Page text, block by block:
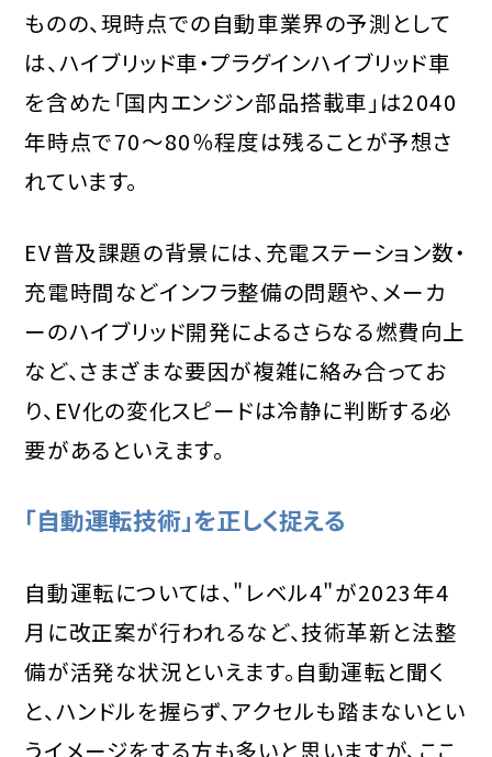
ものの、現時点での自動車業界の予測として
は、ハイブリッド車・プラグインハイブリッド車
を含めた「国内エンジン部品搭載車」は2040
年時点で70～80％程度は残ることが予想さ
れています。
EV普及課題の背景には、充電ステーション数・
充電時間などインフラ整備の問題や、メーカ
ーのハイブリッド開発によるさらなる燃費向上
など、さまざまな要因が複雑に絡み合ってお
り、EV化の変化スピードは冷静に判断する必
要があるといえます。
「自動運転技術」を正しく捉える
自動運転については、"レベル4"が2023年4
月に改正案が行われるなど、技術革新と法整
備が活発な状況といえます。自動運転と聞く
と、ハンドルを握らず、アクセルも踏まないとい
うイメージをする方も多いと思いますが、ここ